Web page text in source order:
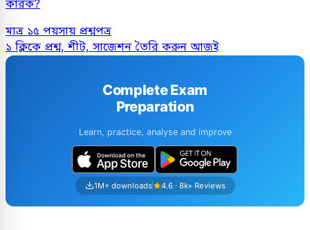
কারক?
মাত্র ১৫ পয়সায় প্রশ্নপত্র
১ ক্লিকে প্রশ্ন, শীট, সাজেশন তৈরি করুন আজই
Complete Exam
Preparation
Learn, practice, analyse and improve
1M+ downloads 4.6 · 8k+ Reviews